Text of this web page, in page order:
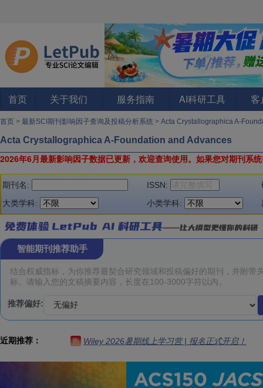
首页 关于我们 服务指南 AI科研工具 客
首页 > 最新SCI期刊影响因子查询及投稿分析系统 > Acta Crystallographica A-
Acta Crystallographica A-Foundation and Advances
2026年6月最新影响因子数据已更新，欢迎查询使用。 如果您对期刊系
期刊名: ISSN:
大类学科:
小类学科:
智能期刊推荐助手
推荐偏好:
近期推荐： 热 Wiley 2026暑期线上学习营 | 报名正式开启！